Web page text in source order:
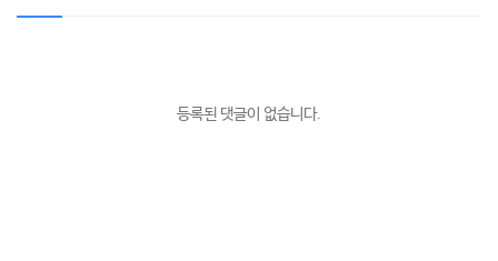
등록된 댓글이 없습니다.